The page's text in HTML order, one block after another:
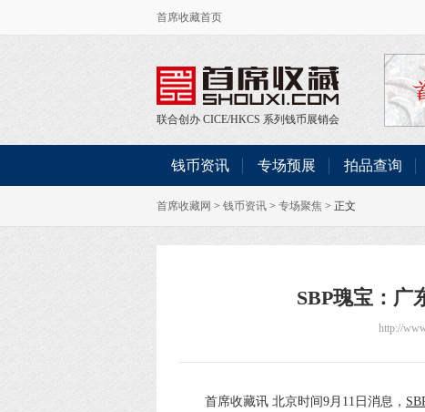
首席收藏首页
联合创办 CICE/HKCS 系列钱币展销会
钱币资讯 专场预展 拍品查询
首席收藏网 > 钱币资讯 > 专场聚焦 > 正文
SBP瑰宝：广
http://
首席收藏讯 北京时间9月11日消息，